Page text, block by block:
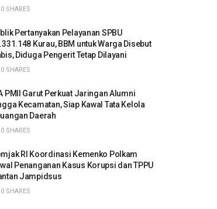
0 SHARES
Pertanyakan Pelayanan SPBU
Kurau, BBM untuk Warga Disebut
Diduga Pengerit Tetap Dilayani
0 SHARES
PMII Garut Perkuat Jaringan Alumni
Kecamatan, Siap Kawal Tata Kelola
Daerah
0 SHARES
RI Koordinasi Kemenko Polkam
Penanganan Kasus Korupsi dan TPPU
Jampidsus
0 SHARES